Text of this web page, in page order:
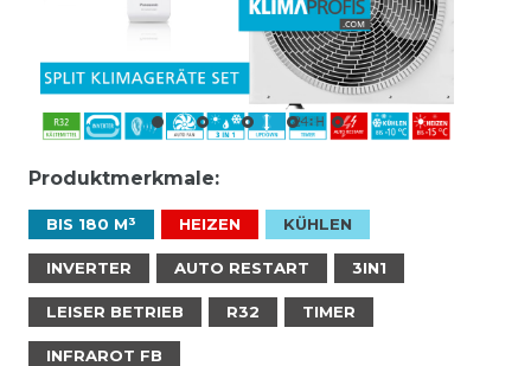
Produktmerkmale:
BIS 180 M³ HEIZEN KÜHLEN
INVERTER AUTO RESTART 3IN1
LEISER BETRIEB R32 TIMER
INFRAROT FB